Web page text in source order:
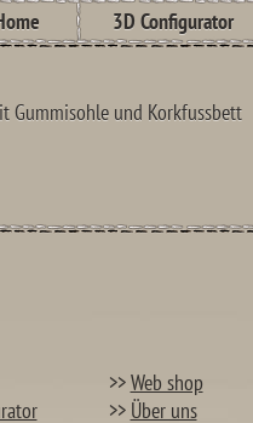
3D Configurator
Gummisohle und Korkfussbett
>>Web shop
>> Über uns